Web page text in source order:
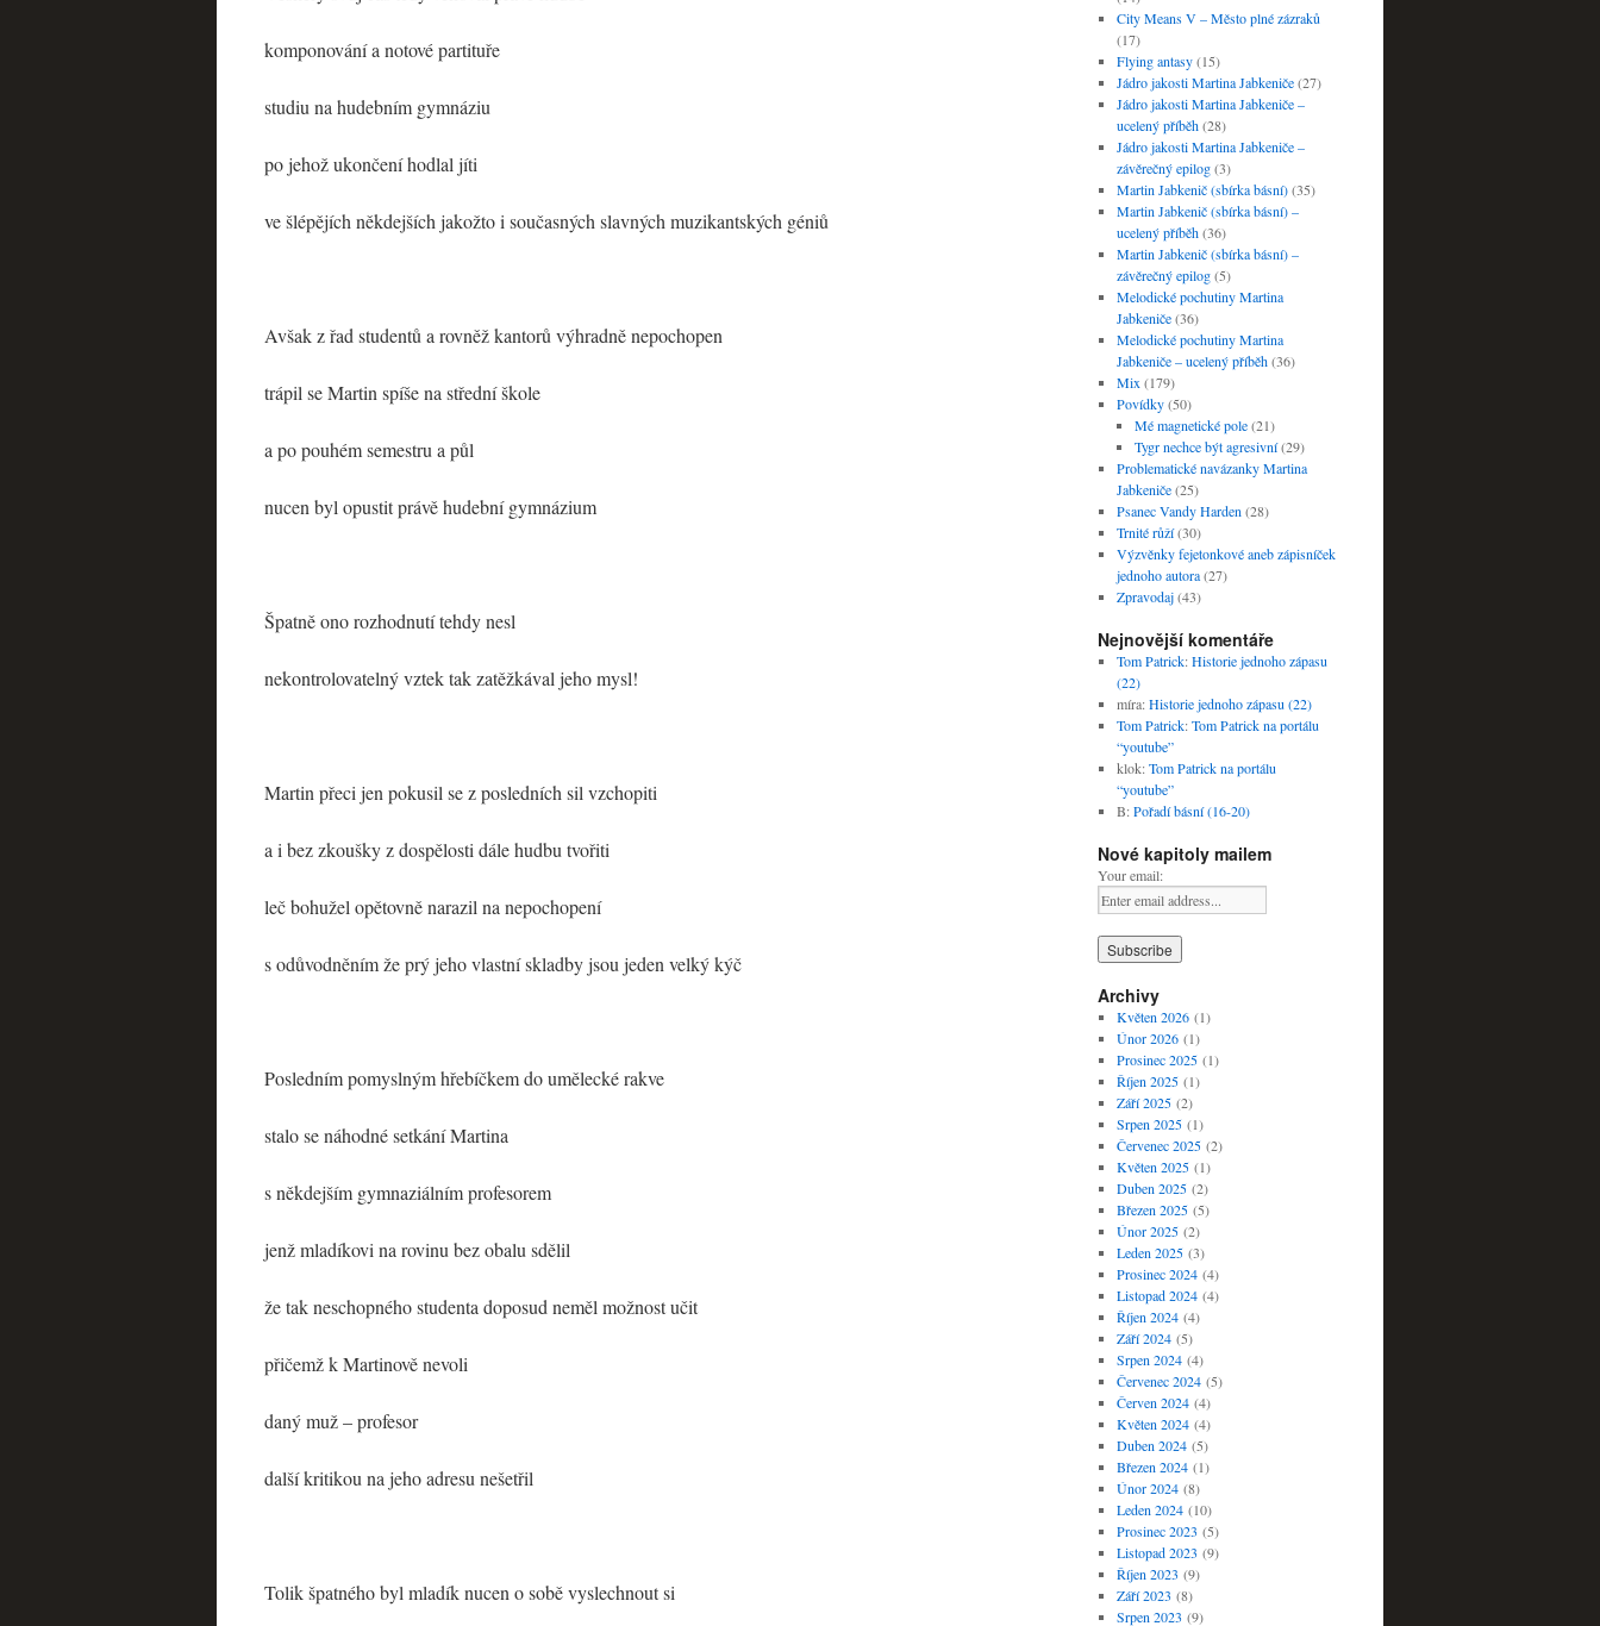
komponování a notové partituře
studiu na hudebním gymnáziu
po jehož ukončení hodlal jíti
ve šlépějích někdejších jakožto i současných slavných muzikantských géniů
Avšak z řad studentů a rovněž kantorů výhradně nepochopen
trápil se Martin spíše na střední škole
a po pouhém semestru a půl
nucen byl opustit právě hudební gymnázium
Špatně ono rozhodnutí tehdy nesl
nekontrolovatelný vztek tak zatěžkával jeho mysl!
Martin přeci jen pokusil se z posledních sil vzchopiti
a i bez zkoušky z dospělosti dále hudbu tvořiti
leč bohužel opětovně narazil na nepochopení
s odůvodněním že prý jeho vlastní skladby jsou jeden velký kýč
Posledním pomyslným hřebíčkem do umělecké rakve
stalo se náhodné setkání Martina
s někdejším gymnaziálním profesorem
jenž mladíkovi na rovinu bez obalu sdělil
že tak neschopného studenta doposud neměl možnost učit
přičemž k Martinově nevoli
daný muž – profesor
další kritikou na jeho adresu nešetřil
Tolik špatného byl mladík nucen o sobě vyslechnout si
City Means V – Město plné zázraků
(17)
Flying antasy(15)
Jádro jakosti Martina Jabkeniče(27)
Jádro jakosti Martina Jabkeniče –
ucelený příběh(28)
Jádro jakosti Martina Jabkeniče –
závěrečný epilog(3)
Martin Jabkenič (sbírka básní)(35)
Martin Jabkenič (sbírka básní) –
ucelený příběh(36)
Martin Jabkenič (sbírka básní) –
závěrečný epilog(5)
Melodické pochutiny Martina
Jabkeniče(36)
Melodické pochutiny Martina
Jabkeniče – ucelený příběh(36)
Mix (179)
Povídky(50)
Mé magnetické pole(21)
Tygr nechce být agresivní(29)
Problematické navázanky Martina
Jabkeniče(25)
Psanec Vandy Harden (28)
Trnité růží(30)
Výzvěnky fejetonkové aneb zápisníček
jednoho autora(27)
Zpravodaj(43)
Nejnovější komentáře
Tom Patrick:Historie jednoho zápasu
(22)
míra:Historie jednoho zápasu (22)
Tom Patrick:Tom Patrick na portálu
“youtube”
klok:Tom Patrick na portálu
“youtube”
B:Pořadí básní (16-20)
Nové kapitoly mailem
Your email:
Archivy
Květen 2026(1)
Únor 2026(1)
Prosinec 2025(1)
Říjen 2025(1)
Září 2025(2)
Srpen 2025(1)
Červenec 2025(2)
Květen 2025(1)
Duben 2025(2)
Březen 2025(5)
Únor 2025(2)
Leden 2025(3)
Prosinec 2024(4)
Listopad 2024(4)
Říjen 2024(4)
Září 2024(5)
Srpen 2024(4)
Červenec 2024(5)
Červen 2024(4)
Květen 2024(4)
Duben 2024(5)
Březen 2024(1)
Únor 2024(8)
Leden 2024(10)
Prosinec 2023 (5)
Listopad 2023 (9)
Říjen 2023 (9)
Září 2023 (8)
Srpen 2023 (9)